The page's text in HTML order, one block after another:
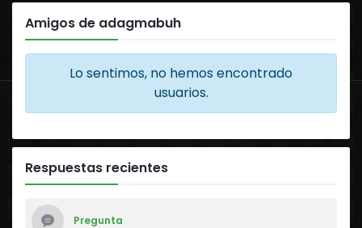
Amigos de adagmabuh
Lo sentimos, no hemos encontrado
usuarios.
Respuestas recientes
Pregunta